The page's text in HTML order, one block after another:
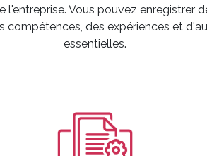
l'entreprise. Vous pouvez enregistrer
compétences, des expériences et
essentielles.